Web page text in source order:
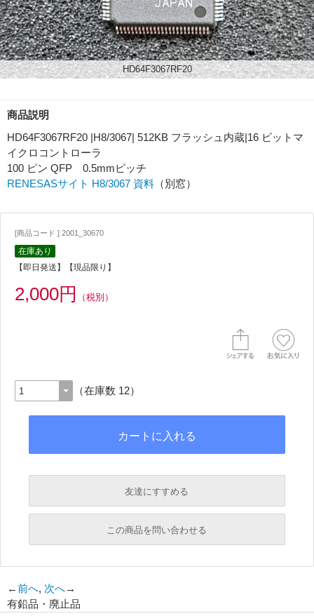
HD64F3067RF20
商品説明
HD64F3067RF20 |H8/3067| 512KB フラッシュ内蔵|16 ビットマ
イクロコントローラ
100 ピン QFP 0.5mmピッチ
RENESASサイト H8/3067 資料 （別窓）
[商品コード ] 2001_30670
在庫あり
【即日発送】【現品限り】
2,000円 （税別）
（在庫数 12）
友達にすすめる
必須
必須
この商品を問い合わせる
←前へ, 次へ→
有鉛品・廃止品